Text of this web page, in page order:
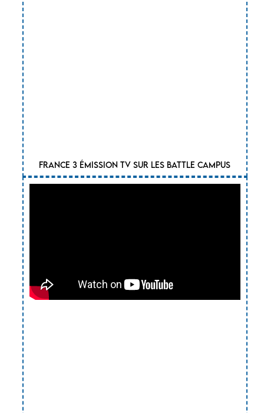
France 3 émission TV sur les Battle Campus